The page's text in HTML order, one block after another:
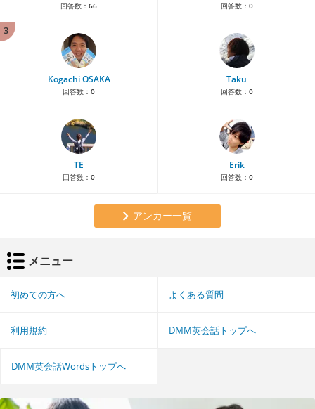
回答数： 66 回答数： 0
3
Kogachi OSAKA
回答数： 0
Taku
回答数： 0
TE
回答数： 0
Erik
回答数： 0
アンカー一覧
メニュー
初めての方へ よくある質問
利用規約 DMM英会話トップへ
DMM英会話Wordsトップへ